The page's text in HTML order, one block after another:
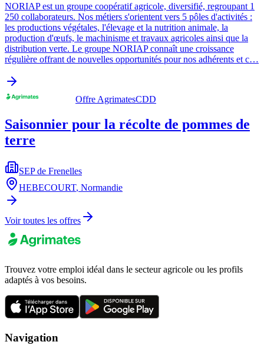
NORIAP est un groupe coopératif agricole, diversifié, regroupant 1
250 collaborateurs. Nos métiers s'orientent vers 5 pôles d'activités :
les productions végétales, l'élevage et la nutrition animale, la
production d'œufs, le machinisme et travaux agricoles ainsi que la
distribution verte. Le groupe NORIAP connaît une croissance
régulière offrant de nouvelles opportunités pour nos adhérents et c…
Offre AgrimatesCDD
Saisonnier pour la récolte de pommes de
terre
SEP de Frenelles
HEBECOURT, Normandie
Voir toutes les offres
Trouvez votre emploi idéal dans le secteur agricole ou les profils
adaptés à vos besoins.
Navigation